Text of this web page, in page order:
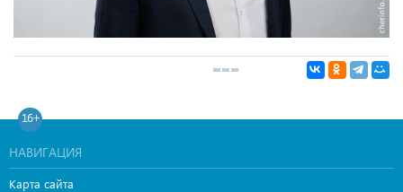
16+
НАВИГАЦИЯ
Карта сайта